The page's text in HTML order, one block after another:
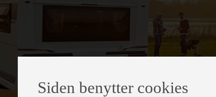
Siden benytter cookies